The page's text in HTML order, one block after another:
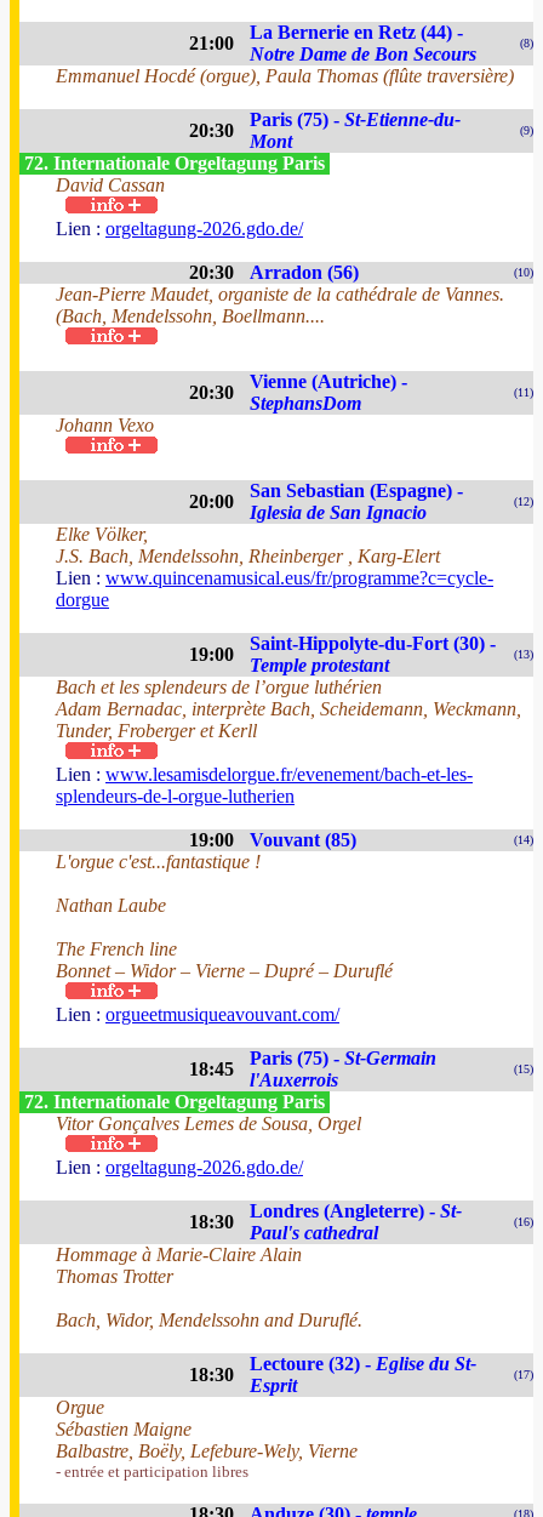
21:00
La Bernerie en Retz (44) -
Notre Dame de Bon Secours
(8)
Emmanuel Hocdé (orgue), Paula Thomas (flûte traversière)
20:30
Paris (75) - St-Etienne-du-
Mont
(9)
72. Internationale Orgeltagung Paris
David Cassan
Lien : orgeltagung-2026.gdo.de/
20:30 Arradon (56) (10)
Jean-Pierre Maudet, organiste de la cathédrale de Vannes.
(Bach, Mendelssohn, Boellmann....
20:30
Vienne (Autriche) -
StephansDom
(11)
Johann Vexo
20:00
San Sebastian (Espagne) -
Iglesia de San Ignacio
(12)
Elke Völker,
J.S. Bach, Mendelssohn, Rheinberger , Karg-Elert
Lien : www.quincenamusical.eus/fr/programme?c=cycle-
dorgue
19:00
Saint-Hippolyte-du-Fort (30) -
Temple protestant
(13)
Bach et les splendeurs de l’orgue luthérien
Adam Bernadac, interprète Bach, Scheidemann, Weckmann,
Tunder, Froberger et Kerll
Lien : www.lesamisdelorgue.fr/evenement/bach-et-les-
splendeurs-de-l-orgue-lutherien
19:00 Vouvant (85) (14)
L'orgue c'est...fantastique !
Nathan Laube
The French line
Bonnet – Widor – Vierne – Dupré – Duruflé
Lien : orgueetmusiqueavouvant.com/
18:45
Paris (75) - St-Germain
l'Auxerrois
(15)
72. Internationale Orgeltagung Paris
Vitor Gonçalves Lemes de Sousa, Orgel
Lien : orgeltagung-2026.gdo.de/
18:30
Londres (Angleterre) - St-
Paul's cathedral
(16)
Hommage à Marie-Claire Alain
Thomas Trotter
Bach, Widor, Mendelssohn and Duruflé.
18:30
Lectoure (32) - Eglise du St-
Esprit
(17)
Orgue
Sébastien Maigne
Balbastre, Boëly, Lefebure-Wely, Vierne
- entrée et participation libres
(18)